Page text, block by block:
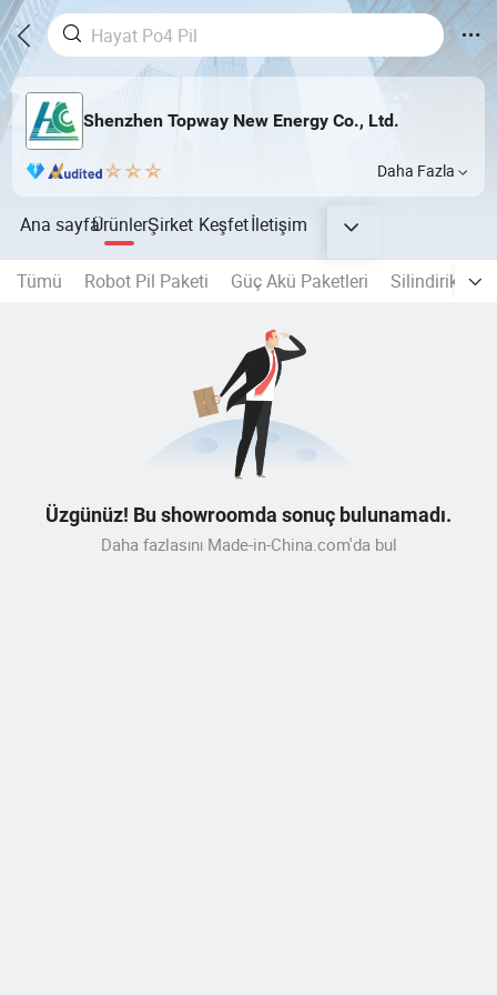
Shenzhen Topway New Energy Co., Ltd.
Daha Fazla
Ana sayfaÜrünlerŞirket Keşfetİletişim
Tümü Robot Pil Paketi Güç Akü Paketleri Silindirik Pil
Üzgünüz! Bu showroomda sonuç bulunamadı.
Daha fazlasını Made-in-China.com'da bul